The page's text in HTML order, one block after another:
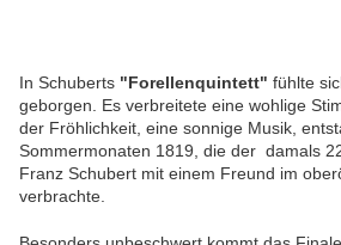
In Schuberts "Forellenquintett" fühlte
geborgen. Es verbreitete eine wohlige
der Fröhlichkeit, eine sonnige Musik,
Sommermonaten 1819, die der damals
Franz Schubert mit einem Freund im
verbrachte.